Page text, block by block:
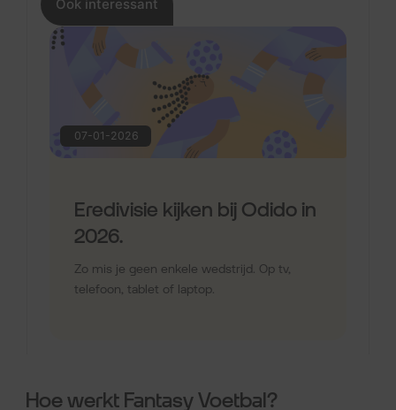
Hoe werkt Fantasy Voetbal?